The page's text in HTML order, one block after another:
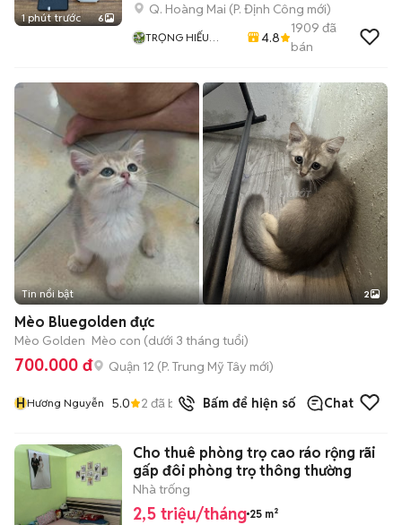
1 phút trước 6
Q. Hoàng Mai (P. Định Công mới)
TRỌNG HIẾU
4.8
1909 đã
bán
Tin nổi bật 2
Mèo Bluegolden đực
Mèo Golden Mèo con (dưới 3 tháng tuổi)
700.000 đ Quận 12 (P. Trung Mỹ Tây mới)
HHương Nguyễn 5.0 2 đã bán Bấm để hiện số Chat
Cho thuê phòng trọ cao ráo rộng rãi
gấp đôi phòng trọ thông thường
Nhà trống
2,5 triệu/tháng 25 m²